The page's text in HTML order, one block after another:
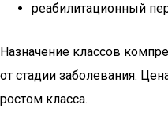
реабилитационный
Назначение классов
от стадии заболевания.
ростом класса.